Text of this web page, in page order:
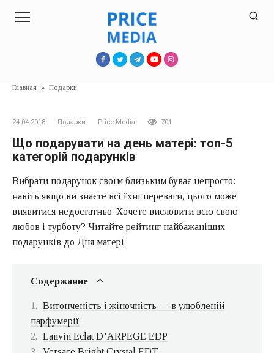
Главная » Подарки
24.04.2018 Подарки Price Media 701
Що подарувати на день матері: топ-5
категорій подарунків
Вибрати подарунок своїм близьким буває непросто:
навіть якщо ви знаєте всі їхні переваги, цього може
виявитися недостатньо. Хочете висловити всю свою
любов і турботу? Читайте рейтинг найбажаніших
подарунків до Дня матері.
Содержание
Витонченість і жіночність — в улюбленій
парфумерії
Lanvin Eclat D’ARPEGE EDP